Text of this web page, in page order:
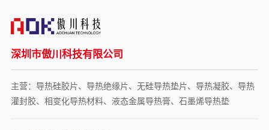
深圳市傲川科技有限公司
主营：导热硅胶片、导热绝缘片、无硅导热垫片、导热凝胶、导热
灌封胶、相变化导热材料、液态金属导热膏、石墨烯导热垫